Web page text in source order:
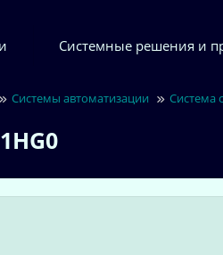
Системные решения и
Системы автоматизации Система